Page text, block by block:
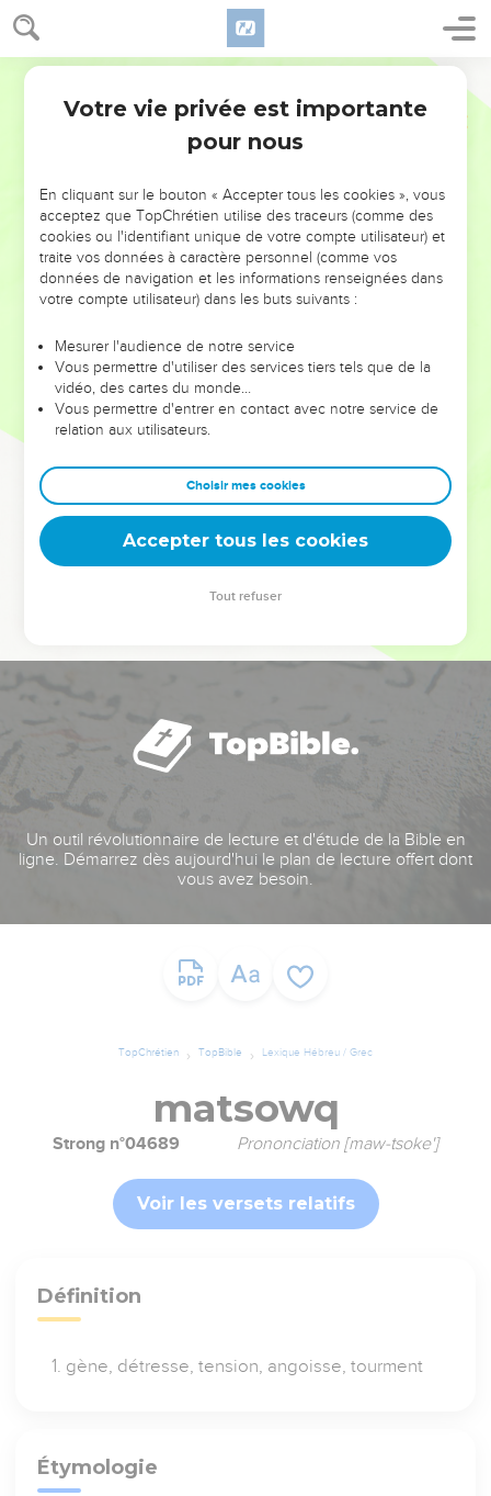
NE MANQUEZ PAS L’ÉVÉNEMENT
DE L’ANNÉE !
ET SI LEURS ERREURS POUVAIENT VOUS ÉVITER LES
VOTRES ?
leur foi ou leur vision. Mais on voit moins les doutes, les erreurs
et les saisons difficiles qu'ils ont traversés, alors même que ce
sont elles qui les ont façonnés.
Dans cette conférence, leaders, entrepreneurs, et responsables
clés pour avancer avec plus de sagesse afin que leurs erreurs
deviennent vos tremplins. Que vous guidiez un ministère, une
équipe, un groupe ou une famille, leur expérience est faite
Un outil révolutionnaire de lecture et d'étude de la Bible en
ligne. Démarrez dès aujourd'hui le plan de lecture offert dont
vous avez besoin.
TopChrétien TopBible Lexique Hébreu / Grec
matsowq
Strong n°04689 Prononciation [maw-tsoke']
Voir les versets relatifs
Définition
gène, détresse, tension, angoisse, tourment
Étymologie
Votre vie privée est importante
pour nous
En cliquant sur le bouton « Accepter tous les cookies », vous
acceptez que TopChrétien utilise des traceurs (comme des
cookies ou l'identifiant unique de votre compte utilisateur) et
traite vos données à caractère personnel (comme vos
données de navigation et les informations renseignées dans
votre compte utilisateur) dans les buts suivants :
Mesurer l'audience de notre service
Vous permettre d'utiliser des services tiers tels que de la
vidéo, des cartes du monde…
Vous permettre d'entrer en contact avec notre service de
relation aux utilisateurs.
Choisir mes cookies
Accepter tous les cookies
Tout refuser